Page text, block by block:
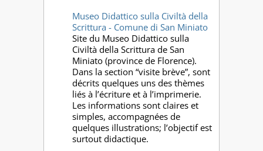
Museo Didattico sulla Civiltà della
Scrittura - Comune di San Miniato
Site du Museo Didattico sulla
Civiltà della Scrittura de San
Miniato (province de Florence).
Dans la section “visite brève”, sont
décrits quelques uns des thèmes
liés à l’écriture et à l’imprimerie.
Les informations sont claires et
simples, accompagnées de
quelques illustrations; l’objectif est
surtout didactique.